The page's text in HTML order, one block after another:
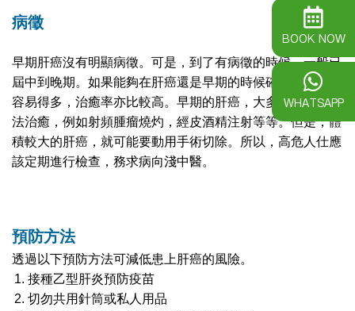
病徵
早期肝癌沒有明顯病徵。可是，到了有病徵的時候，一般已
屆中到晚期。如果能夠在肝癌還是早期的時候確診，治療會
容易得多，治癒率亦比較高。早期的肝癌，大多可用微創方
法治癒，例如射頻腫瘤燒灼，經皮酒精注射等等。但是，體
積較大的肝癌，就可能要動用手術切除。所以，高危人仕應
該定期進行檢查，務求病向淺中醫。
預防方法
透過以下預防方法可減低患上肝癌的風險。
接種乙型肝炎預防疫苗
切勿共用針筒或私人用品
BOOK NOW
WHATSAPP